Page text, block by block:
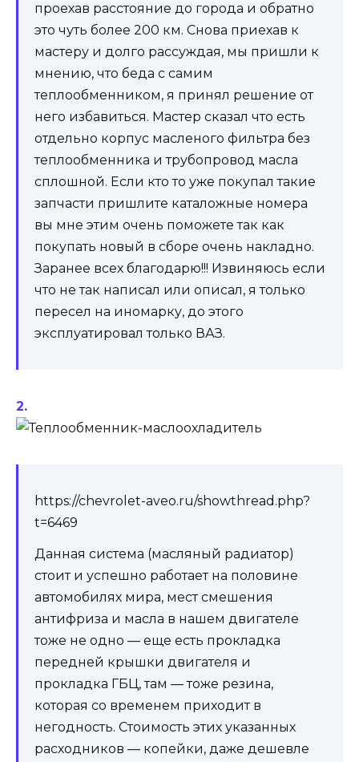
проехав расстояние до города и обратно
это чуть более 200 км. Снова приехав к
мастеру и долго рассуждая, мы пришли к
мнению, что беда с самим
теплообменником, я принял решение от
него избавиться. Мастер сказал что есть
отдельно корпус масленого фильтра без
теплообменника и трубопровод масла
сплошной. Если кто то уже покупал такие
запчасти пришлите каталожные номера
вы мне этим очень поможете так как
покупать новый в сборе очень накладно.
Заранее всех благодарю!!! Извиняюсь если
что не так написал или описал, я только
пересел на иномарку, до этого
эксплуатировал только ВАЗ.
https://chevrolet-aveo.ru/showthread.php?
t=6469
Данная система (масляный радиатор)
стоит и успешно работает на половине
автомобилях мира, мест смешения
антифриза и масла в нашем двигателе
тоже не одно — еще есть прокладка
передней крышки двигателя и
прокладка ГБЦ, там — тоже резина,
которая со временем приходит в
негодность. Стоимость этих указанных
расходников — копейки, даже дешевле